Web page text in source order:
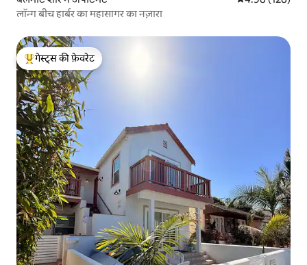
लॉन्ग बीच हार्बर का महासागर का नज़ारा
गेस्ट्स का टॉप फ़ेवरेट
गेस्ट्स की फ़ेवरेट